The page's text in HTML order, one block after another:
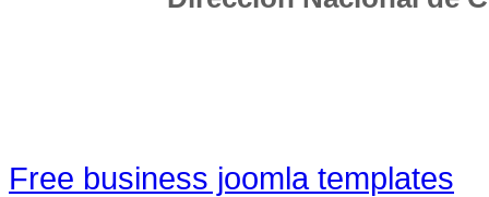
Free business joomla templates